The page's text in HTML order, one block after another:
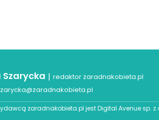
Szarycka | redaktor zaradnakobieta.pl
zaradnakobieta.pl jestDigital Avenue sp. z